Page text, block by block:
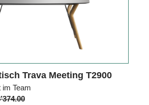
Trava Meeting T2900
im Team